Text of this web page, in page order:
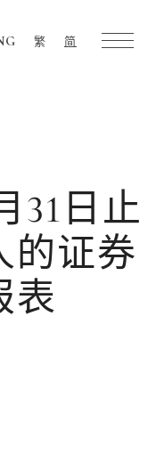
繁 简
31日止
的证券
表